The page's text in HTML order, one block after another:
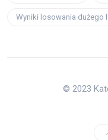
Wyniki losowania dużego
© 2023